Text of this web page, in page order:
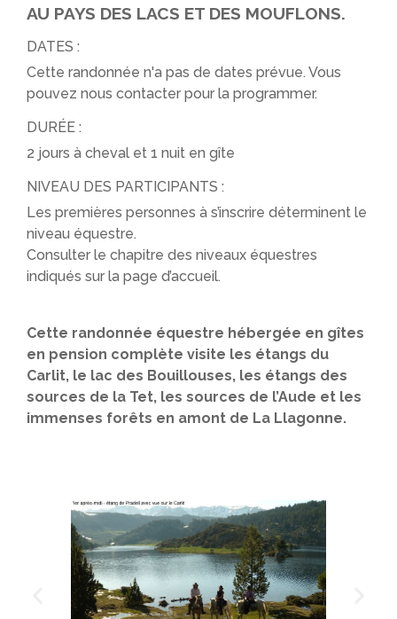
AU PAYS DES LACS ET DES MOUFLONS.
DATES :
Cette randonnée n'a pas de dates prévue. Vous
pouvez nous contacter pour la programmer.
DURÉE :
2 jours à cheval et 1 nuit en gîte
NIVEAU DES PARTICIPANTS :
Les premières personnes à s’inscrire déterminent le
niveau équestre.
Consulter le chapitre des niveaux équestres
indiqués sur la page d’accueil.
Cette randonnée équestre hébergée en gîtes
en pension complète visite les étangs du
Carlit, le lac des Bouillouses, les étangs des
sources de la Tet, les sources de l’Aude et les
immenses forêts en amont de La Llagonne.